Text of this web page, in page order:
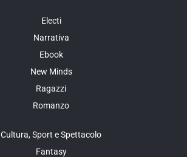
Electi
Narrativa
Ebook
New Minds
Ragazzi
Romanzo
Cultura, Sport e Spettacolo
Fantasy